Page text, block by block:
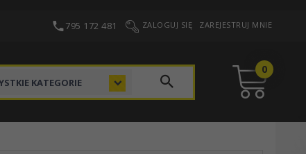
795 172 481 ZALOGUJ SIĘ ZAREJESTRUJ MNIE
categories_searcher
KATEGORIE
0